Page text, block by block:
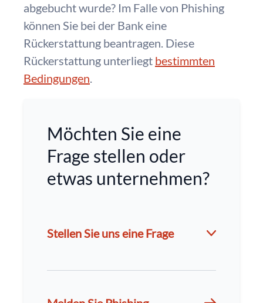
abgebucht wurde? Im Falle von Phishing
können Sie bei der Bank eine
Rückerstattung beantragen. Diese
Rückerstattung unterliegt bestimmten
Bedingungen.
Möchten Sie eine
Frage stellen oder
etwas unternehmen?
Stellen Sie uns eine Frage